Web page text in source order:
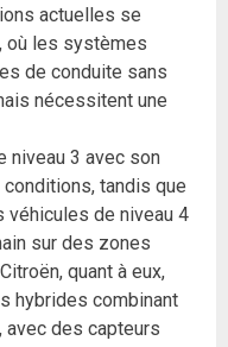
actuelles se
où les systèmes
de conduite sans
nécessitent une
niveau 3 avec son
tandis que
véhicules de niveau 4
sur des zones
quant à eux,
hybrides combinant
des capteurs